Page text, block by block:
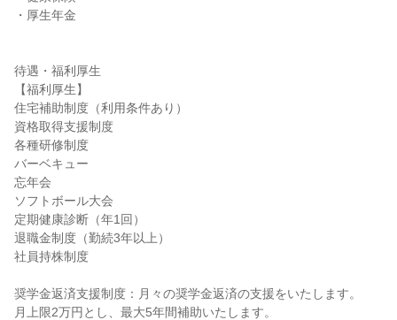
・厚生年金
待遇・福利厚生
【福利厚生】
住宅補助制度（利用条件あり）
資格取得支援制度
各種研修制度
バーベキュー
忘年会
ソフトボール大会
定期健康診断（年1回）
退職金制度（勤続3年以上）
社員持株制度
奨学金返済支援制度：月々の奨学金返済の支援をいたします。
月上限2万円とし、最大5年間補助いたします。